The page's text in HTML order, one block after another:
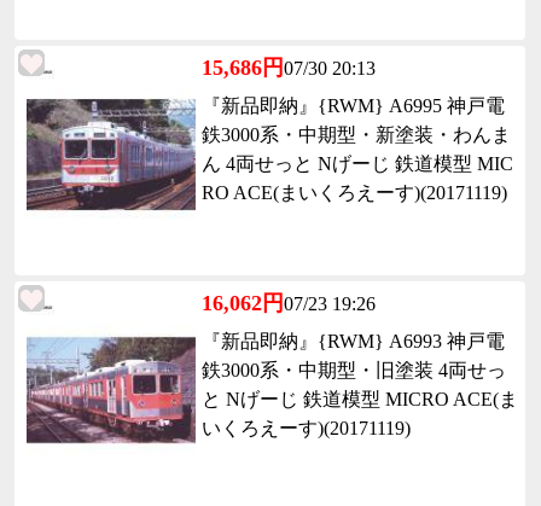
15,686円07/30 20:13
『新品即納』{RWM} A6995 神戸電
鉄3000系・中期型・新塗装・わんま
ん 4両せっと Nげーじ 鉄道模型 MIC
RO ACE(まいくろえーす)(20171119)
16,062円07/23 19:26
『新品即納』{RWM} A6993 神戸電
鉄3000系・中期型・旧塗装 4両せっ
と Nげーじ 鉄道模型 MICRO ACE(ま
いくろえーす)(20171119)